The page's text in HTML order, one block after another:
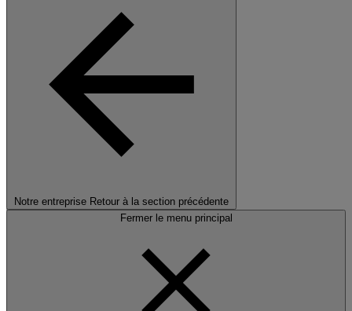
Notre entreprise Retour à la section précédente
Fermer le menu principal